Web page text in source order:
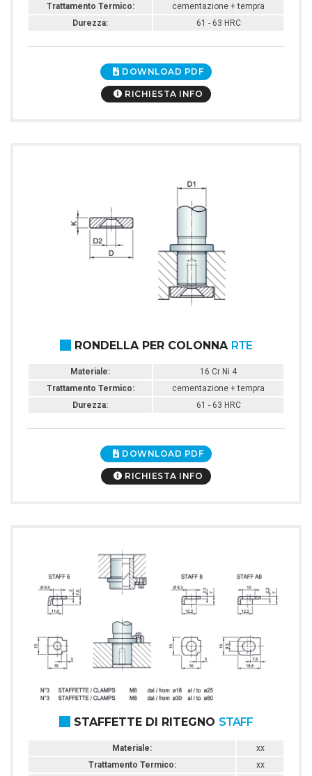
Trattamento Termico:
cementazione + tempra
Durezza:
61 - 63 HRC
DOWNLOAD PDF
RICHIESTA INFO
RONDELLA PER COLONNA RTE
Materiale:
16 Cr Ni 4
Trattamento Termico:
cementazione + tempra
Durezza:
61 - 63 HRC
DOWNLOAD PDF
RICHIESTA INFO
STAFFETTE DI RITEGNO STAFF
Materiale:
xx
Trattamento Termico:
xx